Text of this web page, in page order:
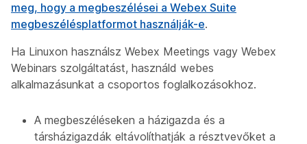
meg, hogy a megbeszélései a Webex Suite
megbeszélésplatformot használják-e.
Ha Linuxon használsz Webex Meetings vagy Webex
Webinars szolgáltatást, használd webes
alkalmazásunkat a csoportos foglalkozásokhoz.
A megbeszéléseken a házigazda és a
társházigazdák eltávolíthatják a résztvevőket a